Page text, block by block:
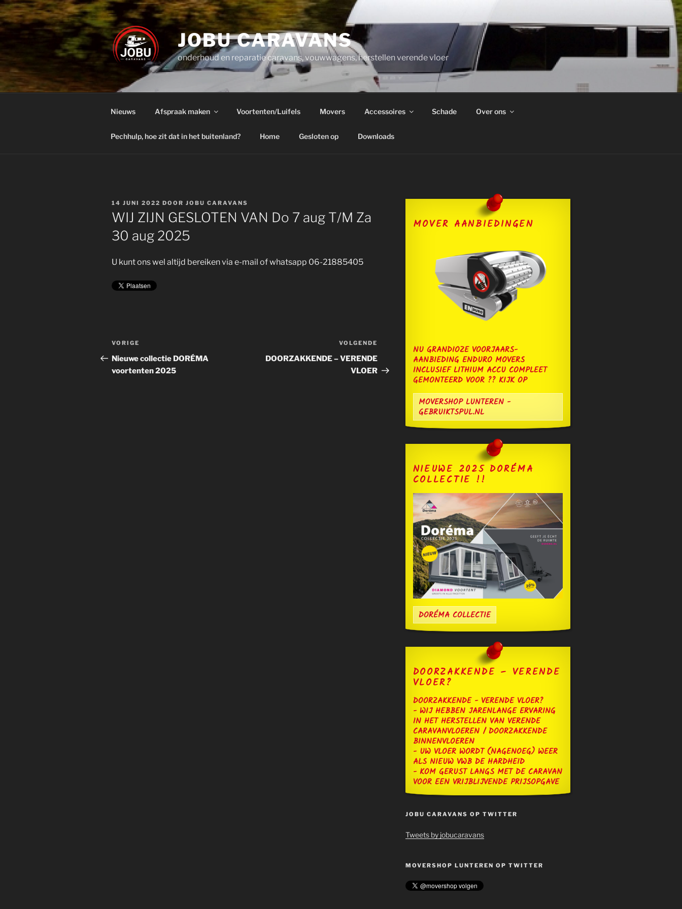
Ga
naar
de
JOBU CARAVANS
onderhoud en reparatie caravans, vouwwagens, herstellen verende vloer
Nieuws Afspraak maken Voortenten/Luifels Movers Accessoires Schade Over ons
Pechhulp, hoe zit dat in het buitenland? Home Gesloten op Downloads
GEPLAATST
OP
14 JUNI 2022 DOOR JOBU CARAVANS
WIJ ZIJN GESLOTEN VAN Do 7 aug T/M Za
30 aug 2025
U kunt ons wel altijd bereiken via e-mail of whatsapp 06-21885405
Bericht
navigatie
Vorig
bericht
VORIGE
Nieuwe collectie DORÉMA
voortenten 2025
bericht
VOLGENDE
DOORZAKKENDE – VERENDE
VLOER
MOVER AANBIEDINGEN
NU GRANDIOZE VOORJAARS-
AANBIEDING ENDURO MOVERS
INCLUSIEF LITHIUM ACCU COMPLEET
GEMONTEERD VOOR ?? KIJK OP
MOVERSHOP LUNTEREN -
GEBRUIKTSPUL.NL
NIEUWE 2025 DORÉMA
COLLECTIE !!
DORÉMA COLLECTIE
DOORZAKKENDE – VERENDE
VLOER?
DOORZAKKENDE - VERENDE VLOER?
- WIJ HEBBEN JARENLANGE ERVARING
IN HET HERSTELLEN VAN VERENDE
CARAVANVLOEREN / DOORZAKKENDE
BINNENVLOEREN
- UW VLOER WORDT (NAGENOEG) WEER
ALS NIEUW VWB DE HARDHEID
- KOM GERUST LANGS MET DE CARAVAN
VOOR EEN VRIJBLIJVENDE PRIJSOPGAVE
JOBU CARAVANS OP TWITTER
Tweets by jobucaravans
MOVERSHOP LUNTEREN OP TWITTER